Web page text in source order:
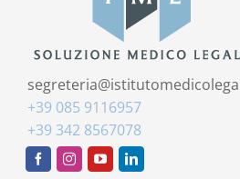
+39 085 9116957
+39 342 8567078